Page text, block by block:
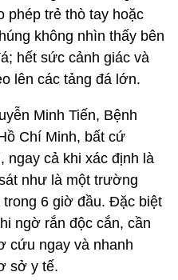
phép trẻ thò tay hoặc
không nhìn thấy bên
hết sức cảnh giác và
lên các tảng đá lớn.
Minh Tiến, Bệnh
Chí Minh, bất cứ
ngay cả khi xác định là
như là một trường
6 giờ đầu. Đặc biệt
ngờ rắn độc cắn, cần
cứu ngay và nhanh
sở y tế.